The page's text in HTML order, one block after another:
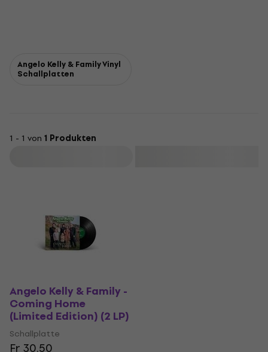
Angelo Kelly & Family Vinyl
Schallplatten
1 - 1 von 1 Produkten
Angelo Kelly & Family -
Coming Home
(Limited Edition) (2 LP)
Schallplatte
Fr 30.50